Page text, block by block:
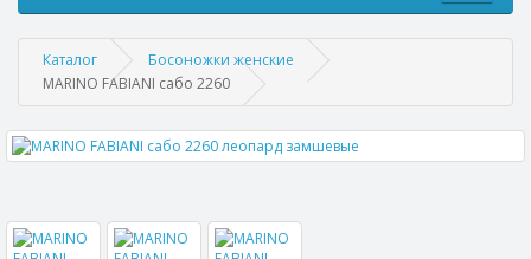
Каталог
Босоножки женские
MARINO FABIANI сабо 2260